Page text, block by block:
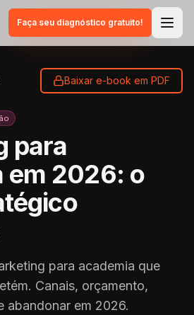
Faça seu diagnóstico gratuito!
Baixar e-book em PDF
para
em 2026: o
para academia que
Canais, orçamento,
abandonar em 2026.